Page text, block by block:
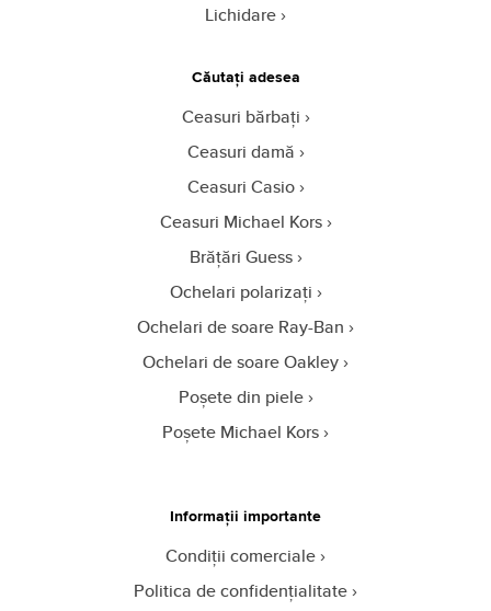
Lichidare
Căutați adesea
Ceasuri bărbați
Ceasuri damă
Ceasuri Casio
Ceasuri Michael Kors
Brățări Guess
Ochelari polarizați
Ochelari de soare Ray-Ban
Ochelari de soare Oakley
Poșete din piele
Poșete Michael Kors
Informații importante
Condiții comerciale
Politica de confidențialitate